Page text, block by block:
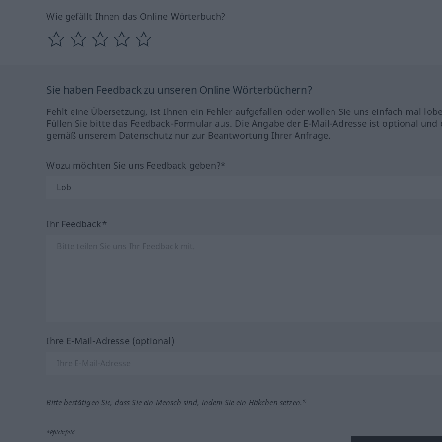
Wie gefällt Ihnen das Online Wörterbuch?
Sie haben Feedback zu unseren Online Wörterbüchern?
Fehlt eine Übersetzung, ist Ihnen ein Fehler aufgefallen oder wollen Sie uns einfach mal
Füllen Sie bitte das Feedback-Formular aus. Die Angabe der E-Mail-Adresse ist optional und
gemäß unserem Datenschutz nur zur Beantwortung Ihrer Anfrage.
Wozu möchten Sie uns Feedback geben?*
Ihr Feedback*
Ihre E-Mail-Adresse (optional)
Bitte bestätigen Sie, dass Sie ein Mensch sind, indem Sie ein Häkchen setzen.*
*Pflichtfeld